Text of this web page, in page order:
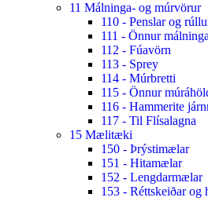
11 Málninga- og múrvörur
110 - Penslar og
111 - Önnur
112 - Fúavörn
113 - Sprey
114 - Múrbretti
115 - Önnur
116 - Hammerite
117 - Til Flísalagna
15 Mælitæki
150 - Þrýstimælar
151 - Hitamælar
152 - Lengdarmælar
153 - Réttskeiðar og